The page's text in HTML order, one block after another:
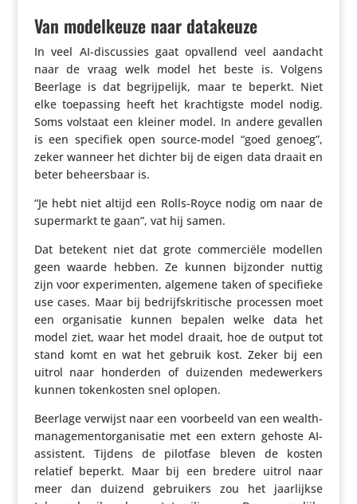
Van modelkeuze naar datakeuze
In veel AI-discus­sies gaat opvallend veel aandacht
naar de vraag welk model het beste is. Volgens
Beerlage is dat begrij­pe­lijk, maar te beperkt. Niet
elke toepas­sing heeft het krach­tigste model nodig.
Soms volstaat een kleiner model. In andere gevallen
is een specifiek open source-model “goed genoeg”,
zeker wanneer het dichter bij de eigen data draait en
beter beheers­baar is.
“Je hebt niet altijd een Rolls-Royce nodig om naar de
super­markt te gaan”, vat hij samen.
Dat betekent niet dat grote commer­ciële modellen
geen waarde hebben. Ze kunnen bijzonder nuttig
zijn voor expe­ri­menten, algemene taken of speci­fieke
use cases. Maar bij bedrijfs­kri­ti­sche processen moet
een orga­ni­satie kunnen bepalen welke data het
model ziet, waar het model draait, hoe de output tot
stand komt en wat het gebruik kost. Zeker bij een
uitrol naar honderden of duizenden mede­wer­kers
kunnen token­kosten snel oplopen.
Beerlage verwijst naar een voorbeeld van een wealth­
ma­na­ge­ment­or­ga­ni­satie met een extern gehoste AI-
assistent. Tijdens de pilotfase bleven de kosten
relatief beperkt. Maar bij een bredere uitrol naar
meer dan duizend gebrui­kers zou het jaar­lijkse